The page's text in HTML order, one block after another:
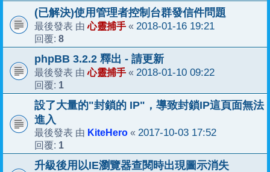
(已解決)使用管理者控制台群發信件問題
最後發表 由心靈捕手 « 2018-01-16 19:21
回覆: 8
phpBB 3.2.2 釋出 - 請更新
最後發表 由心靈捕手 « 2018-01-10 09:22
回覆: 1
設了大量的"封鎖的 IP"，導致封鎖IP這頁面無法
進入
最後發表 由 KiteHero « 2017-10-03 17:52
回覆: 1
升級後用以IE瀏覽器查閱時出現圖示消失